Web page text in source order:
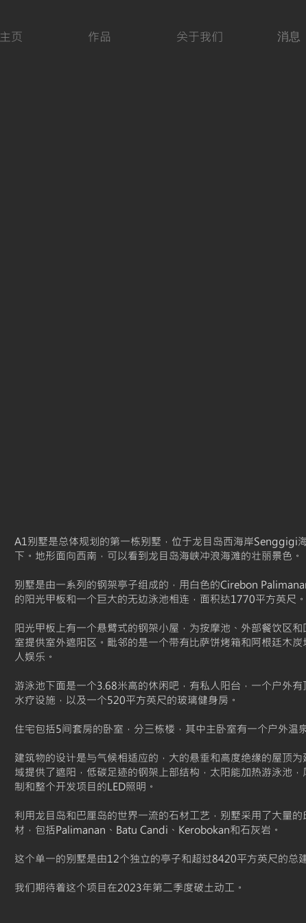
主页 作品 关于我们 消息
A1别墅是总体规划的第一栋别墅，位于龙目岛西海岸Senggigi
下。地形面向西南，可以看到龙目岛海峡冲浪海滩的壮丽景色。
别墅是由一系列的钢架亭子组成的，用白色的Cirebon
的阳光甲板和一个巨大的无边泳池相连，面积达1770平方英尺。
阳光甲板上有一个悬臂式的钢架小屋，为按摩池、外部餐饮区
室提供室外遮阳区。毗邻的是一个带有比萨饼烤箱和阿根廷木
人娱乐。
游泳池下面是一个3.68米高的休闲吧，有私人阳台，一个户外有
水疗设施，以及一个520平方英尺的玻璃健身房。
住宅包括5间套房的卧室，分三栋楼，其中主卧室有一个户外温
建筑物的设计是与气候相适应的，大的悬垂和高度绝缘的屋顶
域提供了遮阳，低碳足迹的钢架上部结构，太阳能加热游泳池
制和整个开发项目的LED照明。
利用龙目岛和巴厘岛的世界一流的石材工艺，别墅采用了大量的
材，包括Palimanan、Batu Candi、Kerobokan和石灰岩。
这个单一的别墅是由12个独立的亭子和超过8420平方英尺的总
我们期待着这个项目在2023年第二季度破土动工。